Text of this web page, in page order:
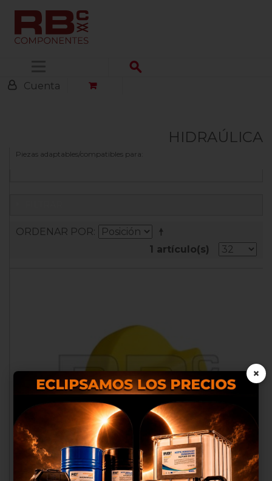
Cuenta
HIDRAÚLICA
Piezas adaptables/compatibles para:
ORDENAR POR
1 artículo(s)
Nosotros utilizamos cookies
propias y de terceros para
proporcionarte una mejor
experiencia de compra, realizar
un análisis estadístico que nos
×